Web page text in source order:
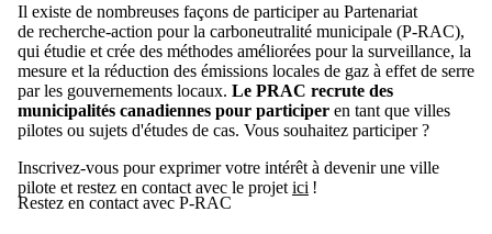
Il existe de nombreuses façons de participer au Partenariat
de recherche-action pour la carboneutralité municipale (P-RAC),
qui étudie et crée des méthodes améliorées pour la surveillance, la
mesure et la réduction des émissions locales de gaz à effet de serre
par les gouvernements locaux. Le PRAC recrute des
municipalités canadiennes pour participer en tant que villes
pilotes ou sujets d'études de cas. Vous souhaitez participer ?
Inscrivez-vous pour exprimer votre intérêt à devenir une ville
pilote et restez en contact avec le projet ici !
Restez en contact avec P-RAC